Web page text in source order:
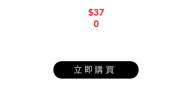
$37
0
立即購買